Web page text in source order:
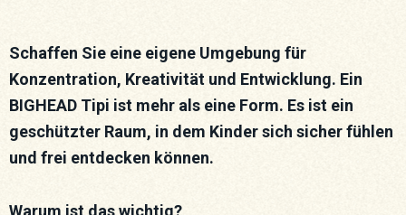
Schaffen Sie eine eigene Umgebung für
Konzentration, Kreativität und Entwicklung. Ein
BIGHEAD Tipi ist mehr als eine Form. Es ist ein
geschützter Raum, in dem Kinder sich sicher fühlen
und frei entdecken können.
Warum ist das wichtig?